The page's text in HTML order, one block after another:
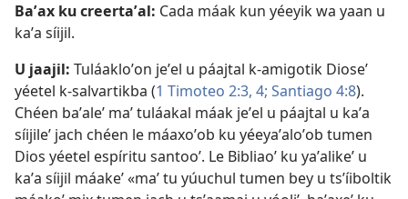
Baʼax ku creertaʼal: Cada máak kun yéeyik wa yaan u
kaʼa síijil.
U jaajil: Tuláakloʼon jeʼel u páajtal k-amigotik Dioseʼ
yéetel k-salvartikba (1 Timoteo 2:3, 4; Santiago 4:8).
Chéen baʼaleʼ maʼ tuláakal máak jeʼel u páajtal u kaʼa
síijileʼ jach chéen le máaxoʼob ku yéeyaʼaloʼob tumen
Dios yéetel espíritu santooʼ. Le Bibliaoʼ ku yaʼalikeʼ u
kaʼa síijil máakeʼ «maʼ tu yúuchul tumen bey u tsʼíiboltik